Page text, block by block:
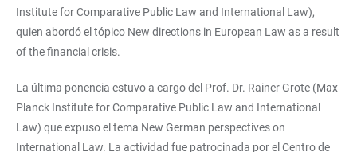
Institute for Comparative Public Law and International Law),
quien abordó el tópico New directions in European Law as a result
of the financial crisis.
La última ponencia estuvo a cargo del Prof. Dr. Rainer Grote (Max
Planck Institute for Comparative Public Law and International
Law) que expuso el tema New German perspectives on
International Law. La actividad fue patrocinada por el Centro de